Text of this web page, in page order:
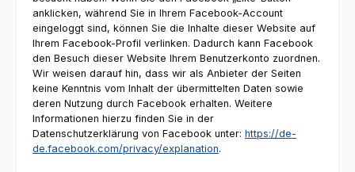
anklicken, während Sie in Ihrem Facebook-Account
eingeloggt sind, können Sie die Inhalte dieser Website auf
Ihrem Facebook-Profil verlinken. Dadurch kann Facebook
den Besuch dieser Website Ihrem Benutzerkonto zuordnen.
Wir weisen darauf hin, dass wir als Anbieter der Seiten
keine Kenntnis vom Inhalt der übermittelten Daten sowie
deren Nutzung durch Facebook erhalten. Weitere
Informationen hierzu finden Sie in der
Datenschutzerklärung von Facebook unter: https://de-
de.facebook.com/privacy/explanation.